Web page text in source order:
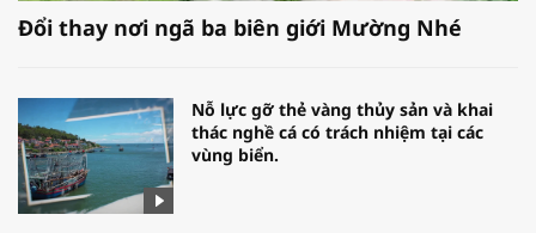
Đổi thay nơi ngã ba biên giới Mường Nhé
Nỗ lực gỡ thẻ vàng thủy sản và khai
thác nghề cá có trách nhiệm tại các
vùng biển.